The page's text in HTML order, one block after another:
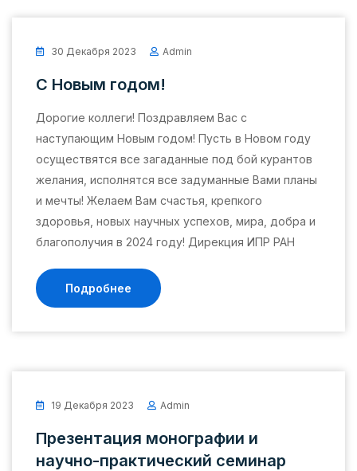
30 Декабря 2023 Admin
С Новым годом!
Дорогие коллеги! Поздравляем Вас с
наступающим Новым годом! Пусть в Новом году
осуществятся все загаданные под бой курантов
желания, исполнятся все задуманные Вами планы
и мечты! Желаем Вам счастья, крепкого
здоровья, новых научных успехов, мира, добра и
благополучия в 2024 году! Дирекция ИПР РАН
Подробнее
19 Декабря 2023 Admin
Презентация монографии и
научно-практический семинар